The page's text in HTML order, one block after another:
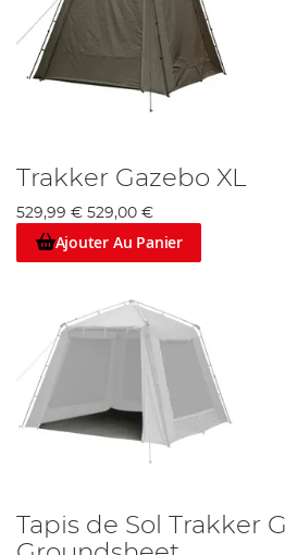
Trakker Gazebo XL
529,99 € 529,00 €
Ajouter Au Panier
Tapis de Sol Trakker